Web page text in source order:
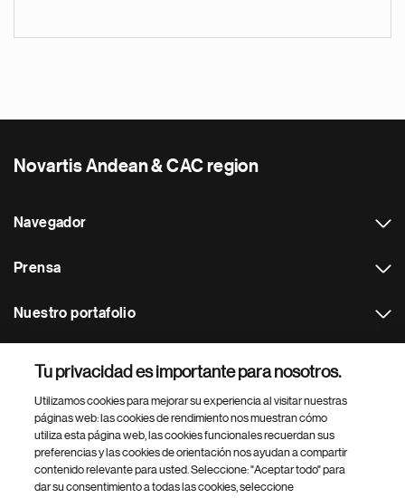
Novartis Andean & CAC region
Navegador
Prensa
Nuestro portafolio
Footer Site Search
Tu privacidad es importante para nosotros.
Utilizamos cookies para mejorar su experiencia al visitar nuestras
páginas web: las cookies de rendimiento nos muestran cómo
utiliza esta página web, las cookies funcionales recuerdan sus
preferencias y las cookies de orientación nos ayudan a compartir
contenido relevante para usted. Seleccione: "Aceptar todo" para
dar su consentimiento a todas las cookies, seleccione